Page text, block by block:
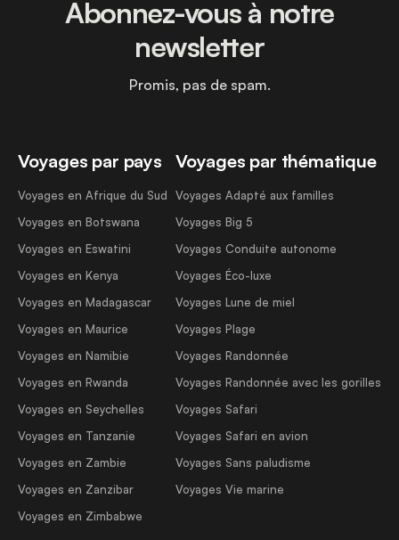
Voyages par pays
Voyages en Afrique du Sud
Voyages en Botswana
Voyages en Eswatini
Voyages en Kenya
Voyages en Madagascar
Voyages en Maurice
Voyages en Namibie
Voyages en Rwanda
Voyages en Seychelles
Voyages en Tanzanie
Voyages en Zambie
Voyages en Zanzibar
Voyages en Zimbabwe
Voyages par thématique
Voyages Adapté aux familles
Voyages Big 5
Voyages Conduite autonome
Voyages Éco-luxe
Voyages Lune de miel
Voyages Plage
Voyages Randonnée
Voyages Randonnée avec les gorilles
Voyages Safari
Voyages Safari en avion
Voyages Sans paludisme
Voyages Vie marine
Abonnez-vous à notre
newsletter
Promis, pas de spam.